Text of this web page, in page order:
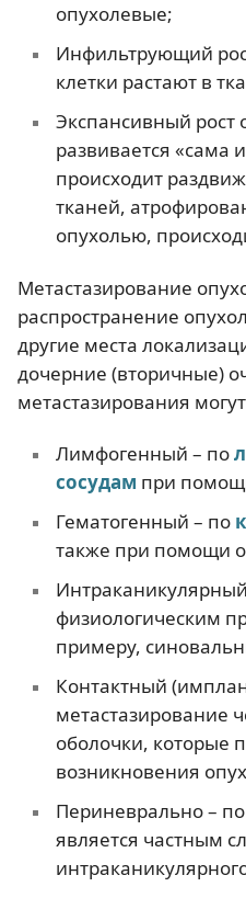
опухолевые;
Инфильтрующий
клетки растают в
Экспансивный рост
развивается «сама
происходит
тканей,
опухолью,
Метастазирование
распространение
другие места
дочерние (вторичные)
метастазирования
Лимфогенный – по
сосудам при
Гематогенный – по
также при помощи
физиологическим
примеру,
Контактный
метастазирование
оболочки, которые
возникновения
Периневрально –
является частным